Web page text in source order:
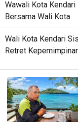
Wawali Kota
Bersama Wali Kota
Wali Kota Kendari
Retret